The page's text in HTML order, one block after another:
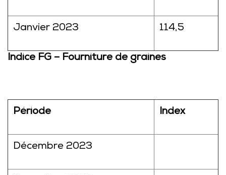
Janvier 2023 114,5
Indice FG – Fourniture de graines
Période Index
Décembre 2023